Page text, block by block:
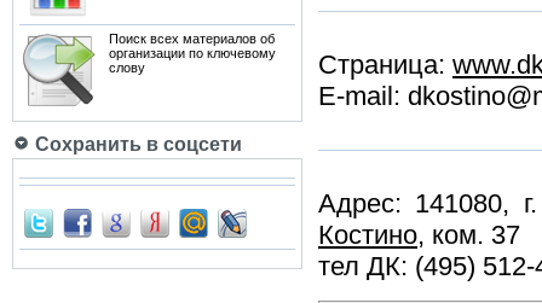
Поиск всех материалов об
организации по ключевому
слову
Сохранить в соцсети
Страница:
E-mail:
Адрес: 141080,
Костино, ком. 37
тел ДК: (495) 512-